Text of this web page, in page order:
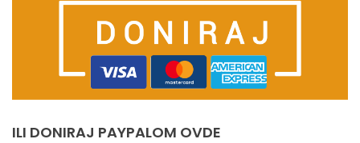
ILI DONIRAJ PAYPALOM OVDE